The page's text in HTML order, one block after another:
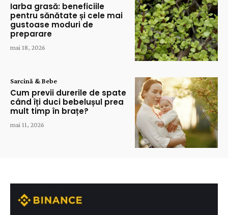
Iarba grasă: beneficiile
pentru sănătate și cele mai
gustoase moduri de
preparare
mai 18, 2026
Sarcină & Bebe
Cum previi durerile de spate
când îți duci bebelușul prea
mult timp în brațe?
mai 11, 2026